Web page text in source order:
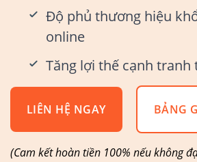
Độ phủ thương hiệu
online
Tăng lợi thế cạnh
LIÊN HỆ NGAY BẢNG
(Cam kết hoàn tiền 100% nếu không